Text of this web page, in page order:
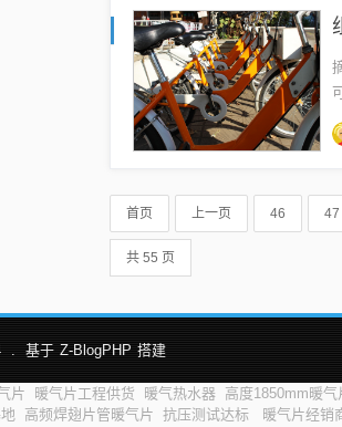
首页 上一页 46 47
共 55 页
. 基于 Z-BlogPHP 搭建
片 暖气片工程供货 暖气热水器 高度1850mm暖气
高频焊翅片管暖气片 抗压测试达标 暖气片经销